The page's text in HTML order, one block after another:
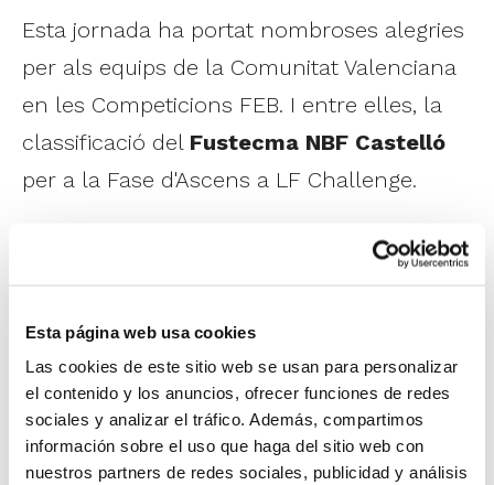
Esta página web usa cookies
Las cookies de este sitio web se usan para personalizar
el contenido y los anuncios, ofrecer funciones de redes
sociales y analizar el tráfico. Además, compartimos
información sobre el uso que haga del sitio web con
nuestros partners de redes sociales, publicidad y análisis
Esta jornada ha portat nombroses alegries
per als equips de la Comunitat Valenciana
en les Competicions FEB. I entre elles, la
classificació del Fustecma NBF Castelló
per a la Fase d'Ascens a LF Challenge.
El conjunt castellonenc ja acariciava una
domicili amb la victòria davant Port
Management CB Andratx. Ara, l'equip ja
somia amb fer realitat això que a la tercera
va la vençuda perquè serà la seua tercera
participació consecutiva en una Fase